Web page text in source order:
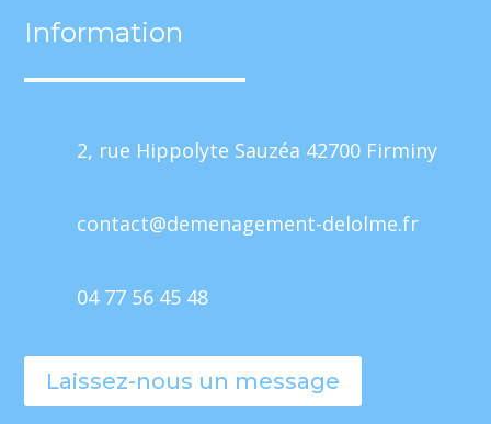
Information
2, rue Hippolyte Sauzéa 42700 Firminy
contact@demenagement-delolme.fr
04 77 56 45 48
Laissez-nous un message
Plan du site
Webdesign 842 Concept